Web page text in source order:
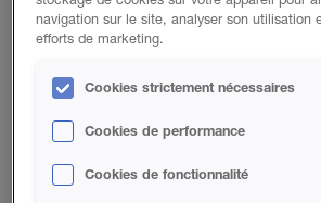
AVANTAGES DU PRODUIT
W/m.K
Utilise un agent gonflant HFO
Compatible avec la couche mince
système de plancher chauffant
navigation sur le site, analyser son utilisation
efforts de marketing.
Cookies strictement nécessaires
Cookies de performance
Cookies de fonctionnalité